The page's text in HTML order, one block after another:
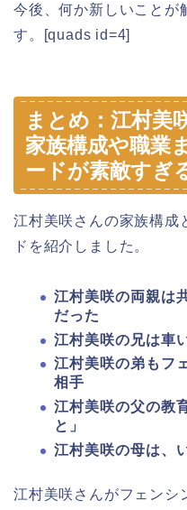
今後、何か新しいことが
す。[quads id=4]
まとめ：江村美
家族構成や職業
ードが素敵すぎ
江村美咲さんの家族構成
ドを紹介しました。
江村美咲の両親は
だった
江村美咲の兄は車
江村美咲の弟もフ
相手
江村美咲の父の教
と」
江村美咲の母は、
江村美咲さんがフェンシ